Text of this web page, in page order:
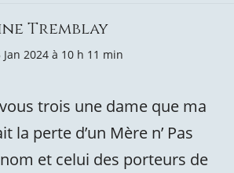
Tremblay
Jan 2024 à 10 h 11 min
trois une dame que ma
la perte d’un Mère n’ Pas
et celui des porteurs de